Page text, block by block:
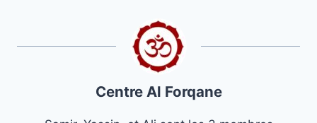
Centre Al Forqane